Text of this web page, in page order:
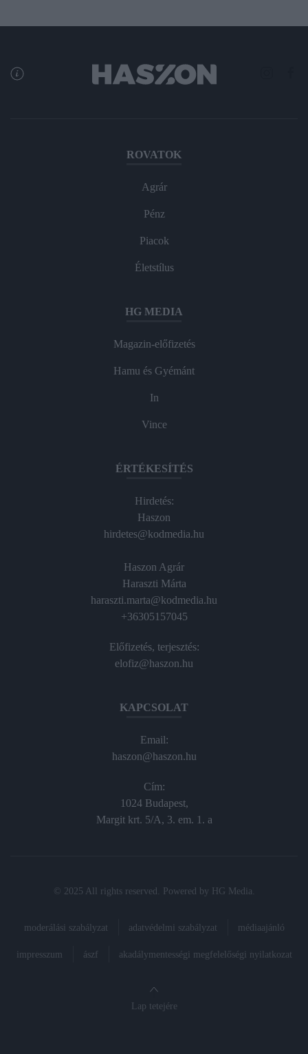
ROVATOK
Agrár
Pénz
Piacok
Életstílus
HG MEDIA
Magazin-előfizetés
Hamu és Gyémánt
In
Vince
ÉRTÉKESÍTÉS
Hirdetés:
Haszon
hirdetes@kodmedia.hu
Haszon Agrár
Haraszti Márta
haraszti.marta@kodmedia.hu
+36305157045
Előfizetés, terjesztés:
elofiz@haszon.hu
KAPCSOLAT
Email:
haszon@haszon.hu
Cím:
1024 Budapest,
Margit krt. 5/A, 3. em. 1. a
© 2025 All rights reserved. Powered by HG Media
moderálási szabályzat adatvédelmi szabályzat médiaajánló
impresszum ászf akadálymentességi megfelelőségi nyilatkozat
Lap tetejére